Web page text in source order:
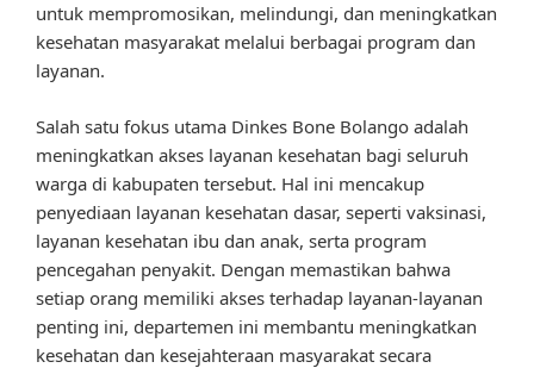
untuk mempromosikan, melindungi, dan meningkatkan
kesehatan masyarakat melalui berbagai program dan
layanan.
Salah satu fokus utama Dinkes Bone Bolango adalah
meningkatkan akses layanan kesehatan bagi seluruh
warga di kabupaten tersebut. Hal ini mencakup
penyediaan layanan kesehatan dasar, seperti vaksinasi,
layanan kesehatan ibu dan anak, serta program
pencegahan penyakit. Dengan memastikan bahwa
setiap orang memiliki akses terhadap layanan-layanan
penting ini, departemen ini membantu meningkatkan
kesehatan dan kesejahteraan masyarakat secara